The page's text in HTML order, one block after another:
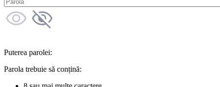
Puterea parolei:
Parola trebuie să conțină: